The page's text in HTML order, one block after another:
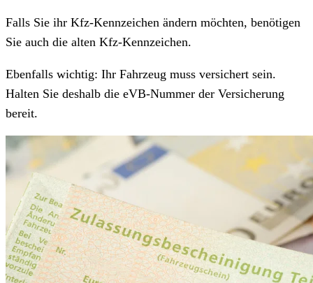
Falls Sie ihr Kfz-Kennzeichen ändern möchten, benötigen
Sie auch die alten Kfz-Kennzeichen.
Ebenfalls wichtig: Ihr Fahrzeug muss versichert sein.
Halten Sie deshalb die eVB-Nummer der Versicherung
bereit.